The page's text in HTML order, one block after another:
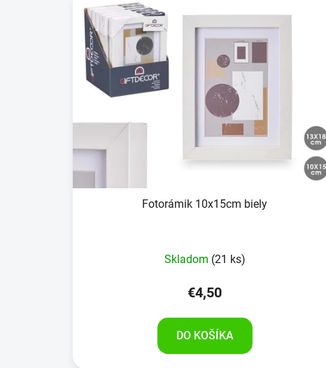
Fotorámik 10x15cm biely
Skladom (21 ks)
€4,50
DO KOŠÍKA